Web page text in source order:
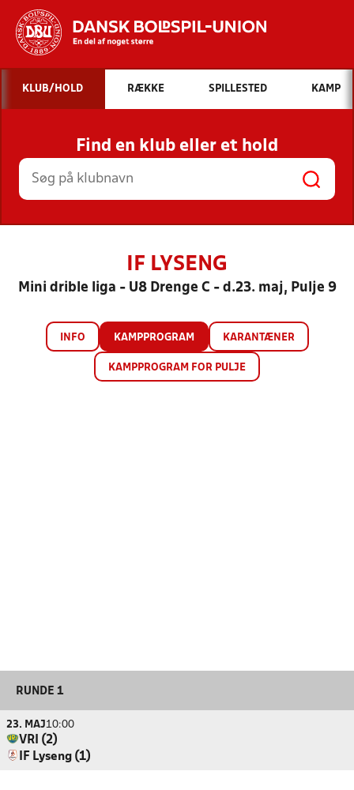
Hvad vil du søge efter?
INDHOLD OG NYHEDER
STILLINGER, RESULTATER, KLUBBER OG
HOLD
KLUB/HOLD RÆKKE SPILLESTED KAMP
Find en klub eller et hold
IF LYSENG
Mini drible liga - U8 Drenge C - d.23. maj, Pulje 9
INFO KAMPPROGRAM KARANTÆNER
KAMPPROGRAM FOR PULJE
RUNDE 1
23. MAJ10:00
VRI (2)
IF Lyseng (1)